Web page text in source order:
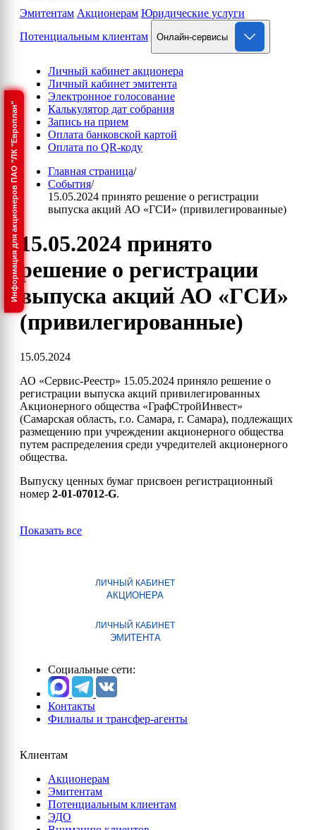
Информация для акционеров ПАО "ЛК "Европлан"
Эмитентам Акционерам Юридические услуги
Потенциальным клиентам
Онлайн-сервисы
Личный кабинет акционера
Личный кабинет эмитента
Электронное голосование
Калькулятор дат собрания
Запись на прием
Оплата банковской картой
Оплата по QR-коду
Главная страница/
События/
15.05.2024 принято решение о регистрации
выпуска акций АО «ГСИ» (привилегированные)
15.05.2024 принято
решение о регистрации
выпуска акций АО «ГСИ»
(привилегированные)
15.05.2024
АО «Сервис-Реестр» 15.05.2024 приняло решение о
регистрации выпуска акций привилегированных
Акционерного общества «ГрафСтройИнвест»
(Самарская область, г.о. Самара, г. Самара), подлежащих
размещению при учреждении акционерного общества
путем распределения среди учредителей акционерного
общества.
Выпуску ценных бумаг присвоен регистрационный
номер 2-01-07012-G.
Показать все
ЛИЧНЫЙ КАБИНЕТ
АКЦИОНЕРА
ЛИЧНЫЙ КАБИНЕТ
ЭМИТЕНТА
Социальные сети:
Контакты
Филиалы и трансфер-агенты
Клиентам
Акционерам
Эмитентам
Потенциальным клиентам
ЭДО